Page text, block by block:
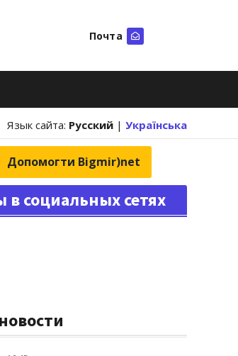
Почта
Язык сайта: Русский | Українська
Допомогти Bigmir)net
в социальных сетях